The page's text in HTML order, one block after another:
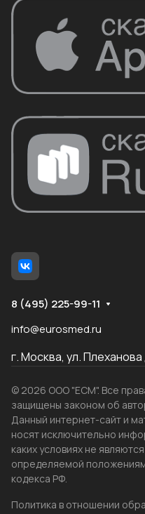
8 (495) 225-99-11
info@eurosmed.ru
г. Москва, ул. Плеханова
© 2026 ООО "ЕСМ". Все
защищены законом об
Данный интернет-сайт и
носят исключительно
каких условиях не
определяемой
кодекса РФ.
Политика в отношении